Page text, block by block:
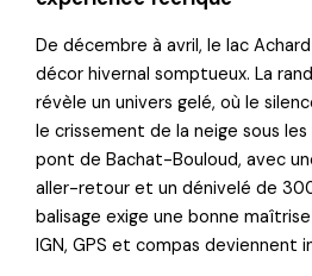
De décembre à avril, le lac
décor hivernal somptueux. La
révèle un univers gelé, où le
le crissement de la neige sous les
pont de Bachat-Bouloud, avec
aller-retour et un dénivelé de
balisage exige une bonne
IGN, GPS et compas deviennent